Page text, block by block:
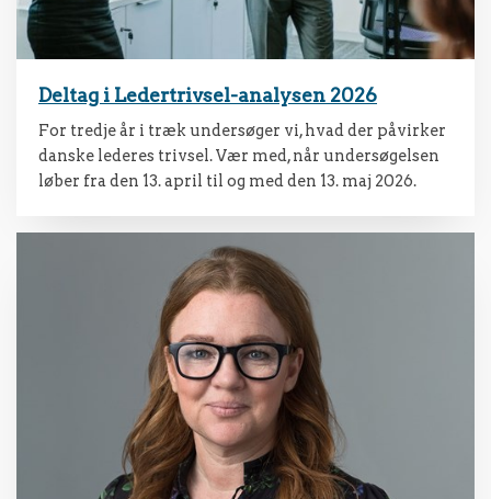
Deltag i Ledertrivsel-analysen 2026
For tredje år i træk undersøger vi, hvad der påvirker
danske lederes trivsel. Vær med, når undersøgelsen
løber fra den 13. april til og med den 13. maj 2026.